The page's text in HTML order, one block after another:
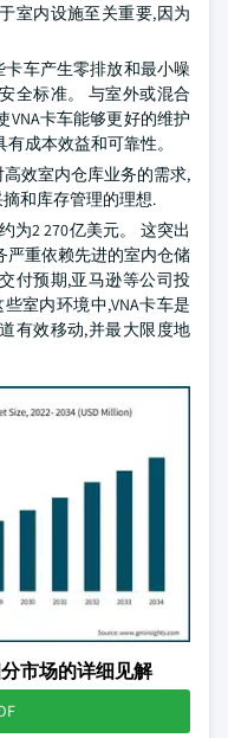
室内设施至关重要,因为
卡车产生零排放和最小噪
全标准。 与室外或混合
VNA卡车能够更好的维护
成本效益和可靠性。
效室内仓库业务的需求,
和库存管理的理想.
为2 270亿美元。 这突出
严重依赖先进的室内仓储
付预期,亚马逊等公司投
室内环境中,VNA卡车是
有效移动,并最大限度地
市场的详细见解